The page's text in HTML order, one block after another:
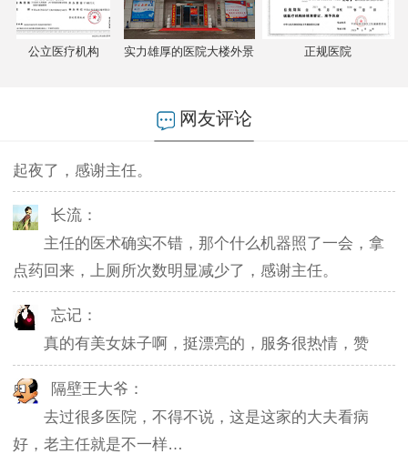
公立医疗机构 实力雄厚的医院大楼外景 正规医院
网友评论
小李：
医院环境不错，就是人有点多，多亏手机预约了，
不然排队都要排好久…
陪老公一块去的，环境不错，第二天老公就不怎么
起夜了，感谢主任。
长流：
主任的医术确实不错，那个什么机器照了一会，拿
点药回来，上厕所次数明显减少了，感谢主任。
忘记：
真的有美女妹子啊，挺漂亮的，服务很热情，赞
隔壁王大爷：
去过很多医院，不得不说，这是这家的大夫看病
好，老主任就是不一样…